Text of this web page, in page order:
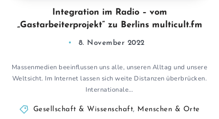
Integration im Radio – vom
„Gastarbeiterprojekt“ zu Berlins multicult.fm
8. November 2022
Massenmedien beeinflussen uns alle, unseren Alltag und unsere
Weltsicht. Im Internet lassen sich weite Distanzen überbrücken.
Internationale…
Gesellschaft & Wissenschaft, Menschen & Orte